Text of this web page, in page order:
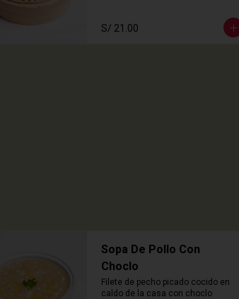
S/ 21.00
Sopa De Pollo Con
Choclo
Filete de pecho picado cocido en
caldo de la casa con choclo